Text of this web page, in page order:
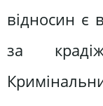
відносин є
за